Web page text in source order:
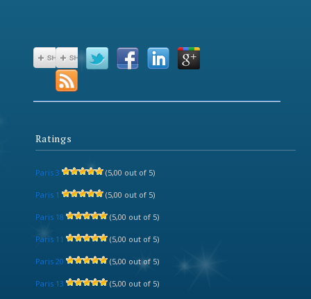
Ratings
Paris 3 (5,00 out of 5)
Paris 1 (5,00 out of 5)
Paris 18 (5,00 out of 5)
Paris 11 (5,00 out of 5)
Paris 20 (5,00 out of 5)
Paris 13 (5,00 out of 5)